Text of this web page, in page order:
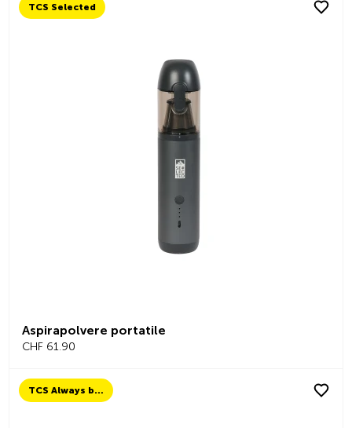
TCS Selected
Aspirapolvere portatile
CHF 61.90
TCS Always by my side